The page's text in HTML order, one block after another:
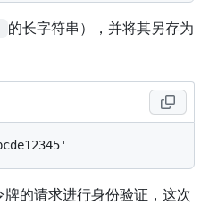
的长字符串），并将其另存为
的请求进行身份验证，这次